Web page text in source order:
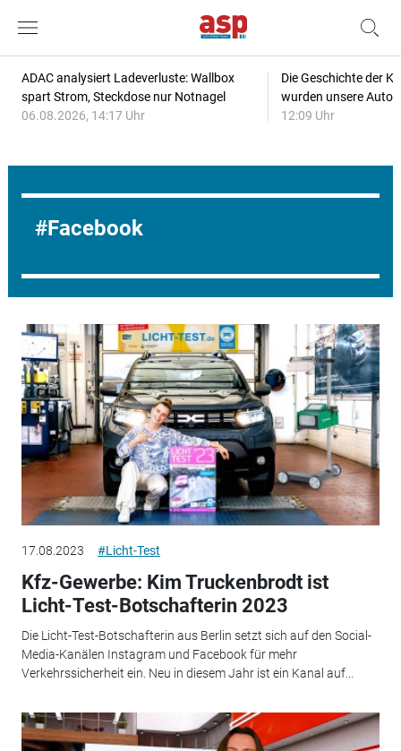
ADAC analysiert Ladeverluste: Wallbox
spart Strom, Steckdose nur Notnagel
06.08.2026, 14:17 Uhr
Die Geschichte der
wurden unsere
12:09 Uhr
Facebook
17.08.2023 #Licht-Test
Kfz-Gewerbe: Kim Truckenbrodt ist
Licht-Test-Botschafterin 2023
Die Licht-Test-Botschafterin aus Berlin setzt sich auf den Social-
Media-Kanälen Instagram und Facebook für mehr
Verkehrssicherheit ein. Neu in diesem Jahr ist ein Kanal auf...